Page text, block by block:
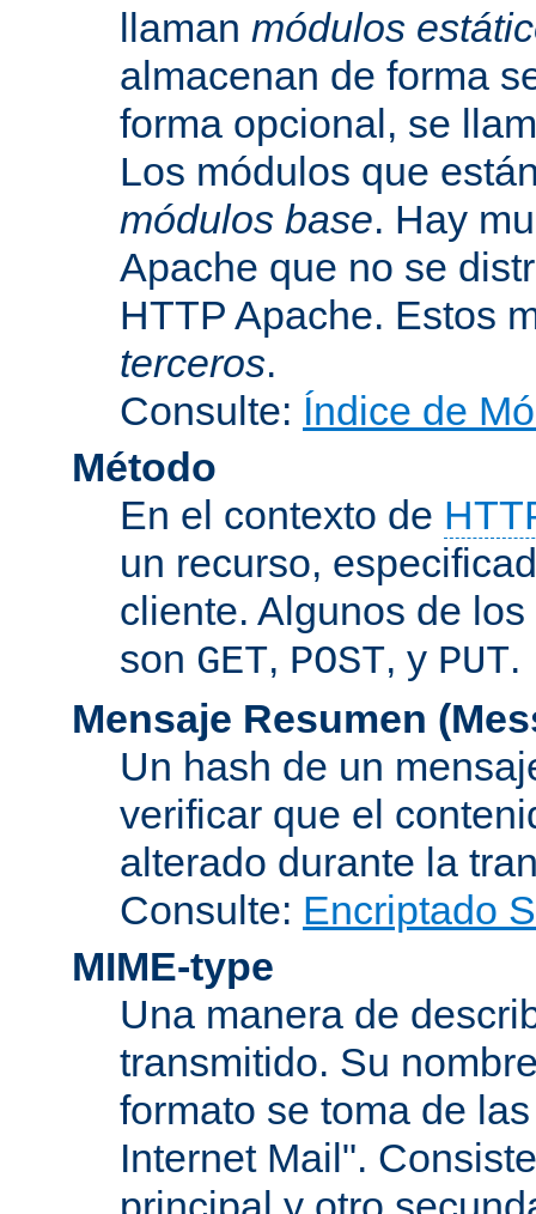
llaman módulos
almacenan de forma
forma opcional, se
Los módulos que
módulos base. Hay
Apache que no se
HTTP Apache. Estos
terceros.
Consulte: Índice de
Método
En el contexto de
un recurso,
cliente. Algunos de
son GET, POST, y PUT.
Mensaje Resumen
Un hash de un
verificar que el
alterado durante la
Consulte: Encriptado
MIME-type
Una manera de
transmitido. Su
formato se toma de
Internet Mail".